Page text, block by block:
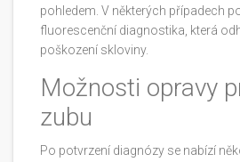
pohledem. V některých případech
fluorescenční diagnostika, která
poškození skloviny.
Možnosti opravy
zubu
Po potvrzení diagnózy se nabízí